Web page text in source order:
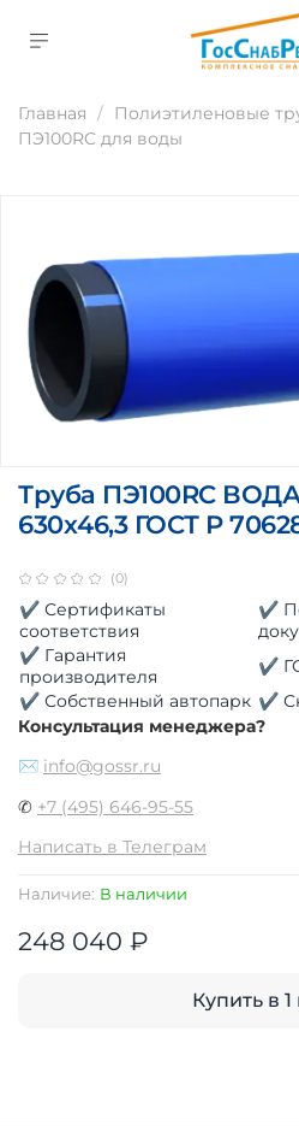
Главная Полиэтиленовые
ПЭ100RC для воды
(0)
Наличие: В наличии
Труба ПЭ100RC ВОДА
630х46,3 ГОСТ Р
248 040 ₽
Купить в
✔ Сертификаты
соответствия
✔
✔ Гарантия
производителя
✔
✔ Собственный автопарк ✔
Консультация менеджера?
✉ info@gossr.ru
✆ +7 (495) 646-95-55
Написать в Телеграм